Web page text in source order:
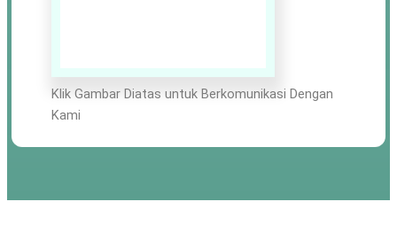
Klik Gambar Diatas untuk Berkomunikasi Dengan
Kami